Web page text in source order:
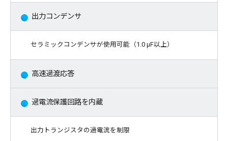
出力コンデンサ
セラミックコンデンサが使用可能（1.0 μF以上）
高速過渡応答
過電流保護回路を内蔵
出力トランジスタの過電流を制限